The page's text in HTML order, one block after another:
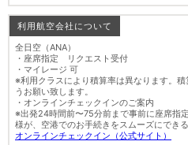
利用航空会社について
全日空（ANA）
・座席指定 リクエスト受付
・マイレージ 可
※利用クラスにより積算率は異なります。
うお願い致します。
・オンラインチェックインのご案内
※出発24時間前〜75分前まで事前に座席指
様が、空港でのお手続きをスムーズにできる
オンラインチェックイン（公式サイト）